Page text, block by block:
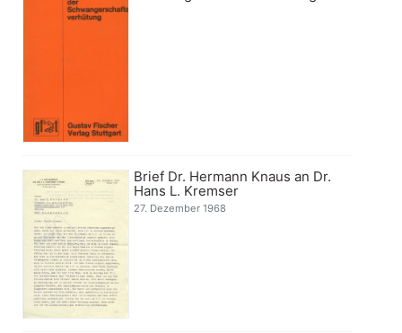
Brief Dr. Hermann Knaus an Dr.
Hans L. Kremser
27. Dezember 1968